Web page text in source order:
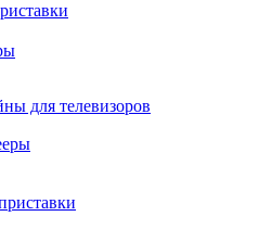
для телевизоров